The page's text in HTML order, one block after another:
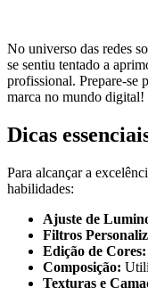
No universo das redes
se sentiu tentado a
profissional. Prepare-se
marca no mundo digital!
Dicas
Para alcançar ​a
habilidades:
Ajuste de
Filtros
Edição de Cores:
Composição:
Texturas e